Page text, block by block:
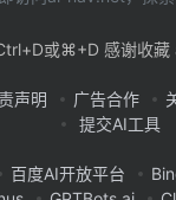
或⌘+D 感谢收藏
声明 广告合作
提交AI工具
百度AI开放平台